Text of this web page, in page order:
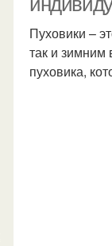
Пуховики –
так и зимним
пуховика,